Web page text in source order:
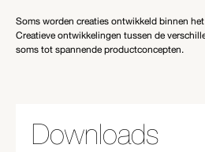
Soms worden creaties ontwikkeld binnen
Creatieve ontwikkelingen tussen de
soms tot spannende productconcepten.
Downloads